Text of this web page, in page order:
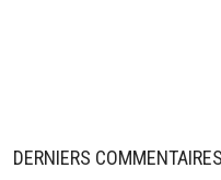
DERNIERS COMMENTAIRES